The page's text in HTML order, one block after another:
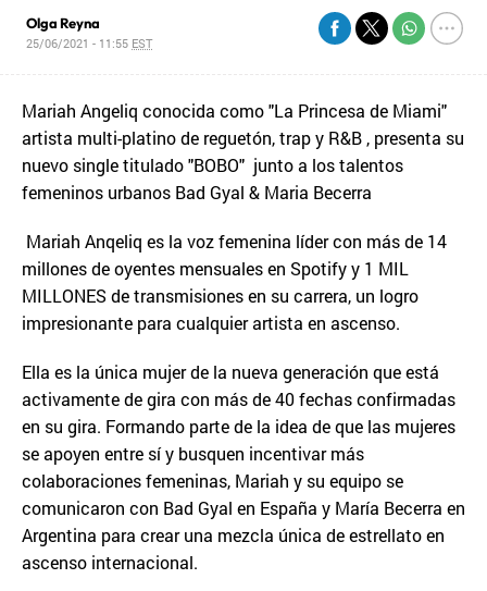
Olga Reyna
25/06/2021 - 11:55 EST
Mariah Angeliq conocida como "La Princesa de Miami"
artista multi-platino de reguetón, trap y R&B , presenta su
nuevo single titulado "BOBO" junto a los talentos
femeninos urbanos Bad Gyal & Maria Becerra
Mariah Anqeliq es la voz femenina líder con más de 14
millones de oyentes mensuales en Spotify y 1 MIL
MILLONES de transmisiones en su carrera, un logro
impresionante para cualquier artista en ascenso.
Ella es la única mujer de la nueva generación que está
activamente de gira con más de 40 fechas confirmadas
en su gira. Formando parte de la idea de que las mujeres
se apoyen entre sí y busquen incentivar más
colaboraciones femeninas, Mariah y su equipo se
comunicaron con Bad Gyal en España y María Becerra en
Argentina para crear una mezcla única de estrellato en
ascenso internacional.